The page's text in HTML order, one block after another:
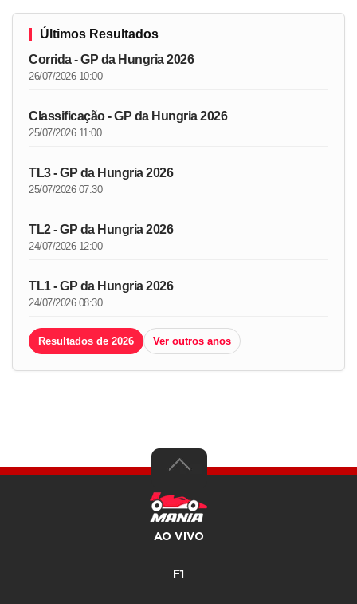
Últimos Resultados
Corrida - GP da Hungria 2026
26/07/2026 10:00
Classificação - GP da Hungria 2026
25/07/2026 11:00
TL3 - GP da Hungria 2026
25/07/2026 07:30
TL2 - GP da Hungria 2026
24/07/2026 12:00
TL1 - GP da Hungria 2026
24/07/2026 08:30
Resultados de 2026 Ver outros anos
AO VIVO
F1